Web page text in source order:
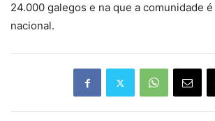
24.000 galegos e na que a comunidade
nacional.